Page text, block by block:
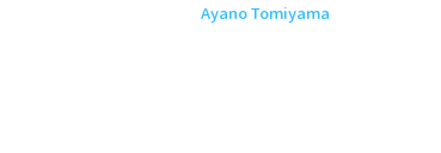
Ayano Tomiyama